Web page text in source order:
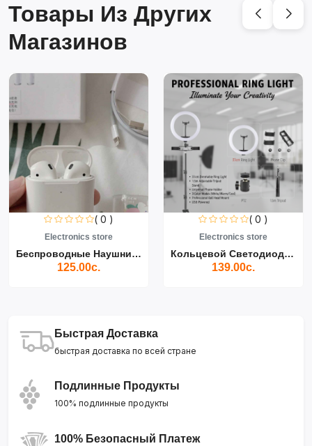
Товары Из Других
Магазинов
( 0 )
Electronics store
Беспроводные Наушники Air...
125.00с.
( 0 )
Electronics store
Кольцевой Светодиодный Св...
139.00с.
Быстрая Доставка
быстрая доставка по всей стране
Подлинные Продукты
100% подлинные продукты
100% Безопасный Платеж